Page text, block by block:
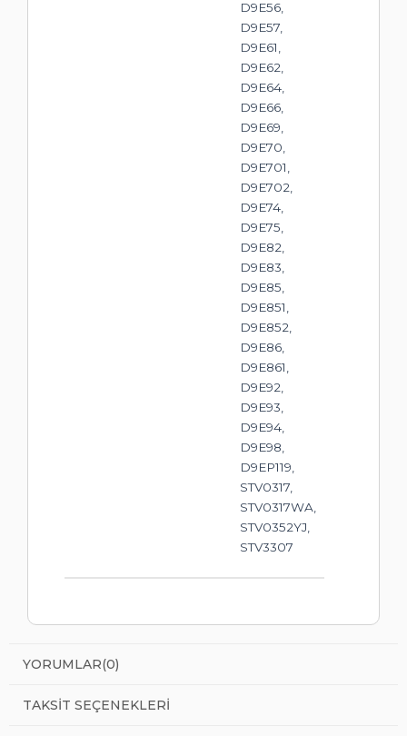
D9E56,
D9E57,
D9E61,
D9E62,
D9E64,
D9E66,
D9E69,
D9E70,
D9E701,
D9E702,
D9E74,
D9E75,
D9E82,
D9E83,
D9E85,
D9E851,
D9E852,
D9E86,
D9E861,
D9E92,
D9E93,
D9E94,
D9E98,
D9EP119,
STV0317,
STV0317WA,
STV0352YJ,
STV3307
YORUMLAR(0)
TAKSIT SEÇENEKLERI